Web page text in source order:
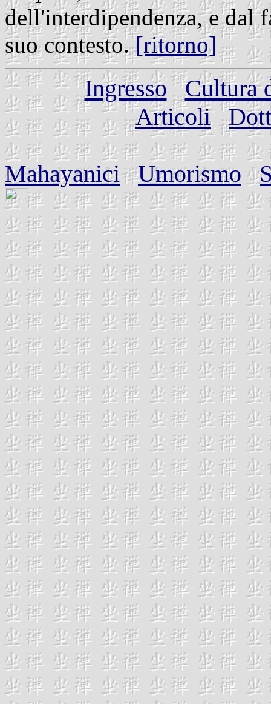
dell'interdipendenza, e dal
suo contesto.[ritorno]
Ingresso
Cultura
Articoli
Mahayanici Umorismo